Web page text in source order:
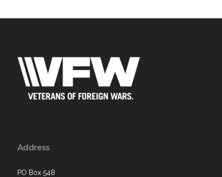
Address
PO Box 548